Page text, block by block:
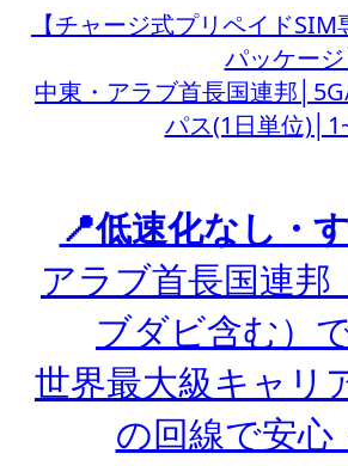
【チャージ式プリペイド
パッケージ
中東・アラブ首長国連邦
パス(1日単位
📍低速化なし・
アラブ首長国連
ブダビ含む）
世界最大級キャリ
の回線で安心